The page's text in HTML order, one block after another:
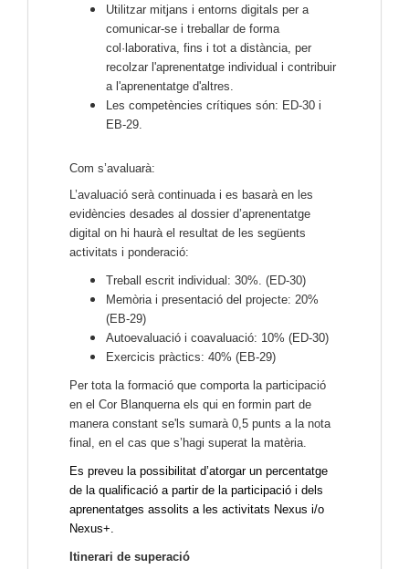
Utilitzar mitjans i entorns digitals per a
comunicar-se i treballar de forma
col·laborativa, fins i tot a distància, per
recolzar l'aprenentatge individual i contribuir
a l'aprenentatge d'altres.
Les competències crítiques són: ED-30 i
EB-29.
Com s’avaluarà:
L’avaluació serà continuada i es basarà en les
evidències desades al dossier d’aprenentatge
digital on hi haurà el resultat de les següents
activitats i ponderació:
Treball escrit individual: 30%. (ED-30)
Memòria i presentació del projecte: 20%
(EB-29)
Autoevaluació i coavaluació: 10% (ED-30)
Exercicis pràctics: 40% (EB-29)
Per tota la formació que comporta la participació
en el Cor Blanquerna els qui en formin part de
manera constant se'ls sumarà 0,5 punts a la nota
final, en el cas que s’hagi superat la matèria.
Es preveu la possibilitat d’atorgar un percentatge
de la qualificació a partir de la participació i dels
aprenentatges assolits a les activitats Nexus i/o
Nexus+.
Itinerari de superació